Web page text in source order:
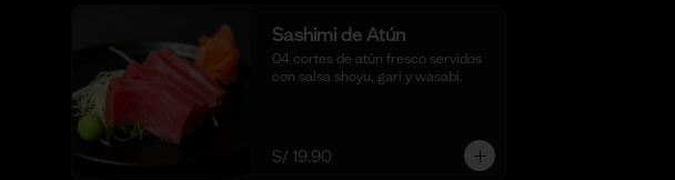
Sashimi de Atún
04 cortes de atún fresco servidos
con salsa shoyu, gari y wasabi.
S/ 19.90